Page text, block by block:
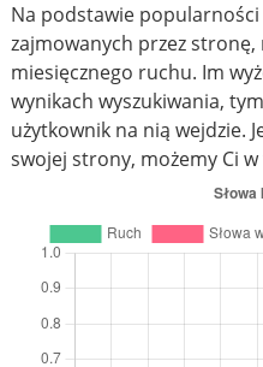
Na podstawie popularności
zajmowanych przez stronę,
miesięcznego ruchu. Im
wynikach wyszukiwania,
użytkownik na nią wejdzie.
swojej strony, możemy Ci